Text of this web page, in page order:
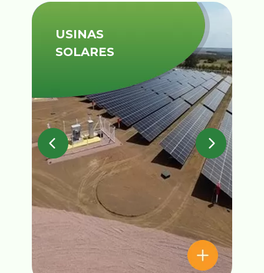
USINAS
SOLARES